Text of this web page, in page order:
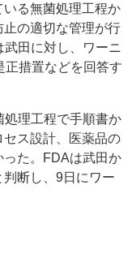
る無菌処理工程か
の適切な管理が行
田に対し、ワーニ
正措置などを回答す
理工程で手順書か
ス設計、医薬品の
た。FDAは武田か
断し、9日にワー